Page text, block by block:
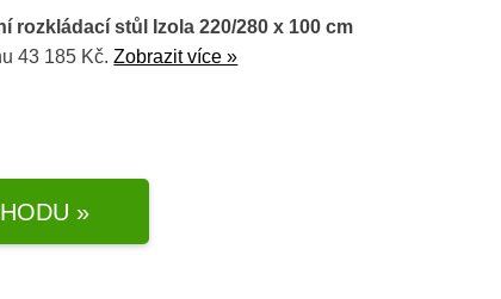
rozkládací stůl Izola 220/280 x 100 cm
43 185 Kč.Zobrazit více »
»